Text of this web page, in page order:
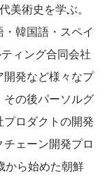
美術史を学ぶ。
韓国語・スペイ
ィング合同会社
発など様々なプ
その後パーソルグ
ロダクトの開発
ェーン開発プロ
から始めた朝鮮